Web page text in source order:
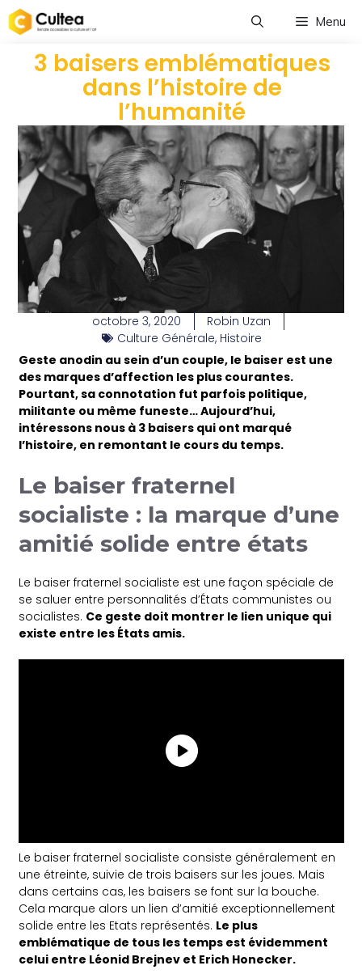
Menu
3 baisers emblématiques
dans l’histoire de
l’humanité
octobre 3, 2020
Robin Uzan
Culture Générale, Histoire
Geste anodin au sein d’un couple, le baiser est une
des marques d’affection les plus courantes.
Pourtant, sa connotation fut parfois politique,
militante ou même funeste… Aujourd’hui,
intéressons nous à 3 baisers qui ont marqué
l’histoire, en remontant le cours du temps.
Le baiser fraternel
socialiste : la marque d’une
amitié solide entre états
Le baiser fraternel socialiste est une façon spéciale de
se saluer entre personnalités d’États communistes ou
socialistes. Ce geste doit montrer le lien unique qui
existe entre les États amis.
Le baiser fraternel socialiste consiste généralement en
une étreinte, suivie de trois baisers sur les joues. Mais
dans certains cas, les baisers se font sur la bouche.
Cela marque alors un lien d’amitié exceptionnellement
solide entre les Etats représentés. Le plus
emblématique de tous les temps est évidemment
celui entre Léonid Brejnev et Erich Honecker.